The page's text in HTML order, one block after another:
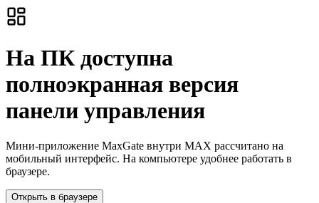
На ПК доступна
полноэкранная версия
панели управления
Мини-приложение MaxGate внутри MAX рассчитано на
мобильный интерфейс. На компьютере удобнее работать в
браузере.
Открыть в браузере